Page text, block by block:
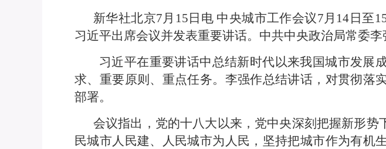
新华社北京7月15日电 中央城市工作会议7月14日至
习近平出席会议并发表重要讲话。中共中央政治局常委
习近平在重要讲话中总结新时代以来我国城市发展
求、重要原则、重点任务。李强作总结讲话，对贯彻落
部署。
会议指出，党的十八大以来，党中央深刻把握新形
民城市人民建、人民城市为人民，坚持把城市作为有机